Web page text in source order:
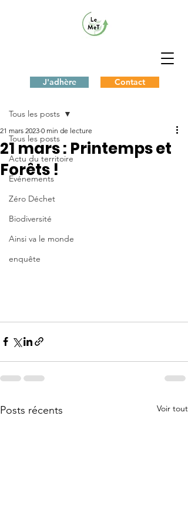
J'adhère Contact
Tous les posts
Actu du territoire
Evénements
Zéro Déchet
Biodiversité
Ainsi va le monde
enquête
Tous les posts
21 mars : Printemps et
Forêts !
21 mars 2023 0 min de lecture
Posts récents Voir tout